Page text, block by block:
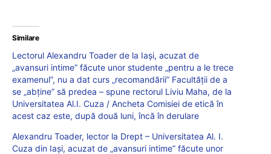
Similare
Lectorul Alexandru Toader de la Iași, acuzat de
„avansuri intime” făcute unor studente „pentru a le trece
examenul”, nu a dat curs „recomandării” Facultății de a
se „abține” să predea – spune rectorul Liviu Maha, de la
Universitatea Al.I. Cuza / Ancheta Comisiei de etică în
acest caz este, după două luni, încă în derulare
Alexandru Toader, lector la Drept – Universitatea Al. I.
Cuza din Iași, acuzat de „avansuri intime” făcute unor